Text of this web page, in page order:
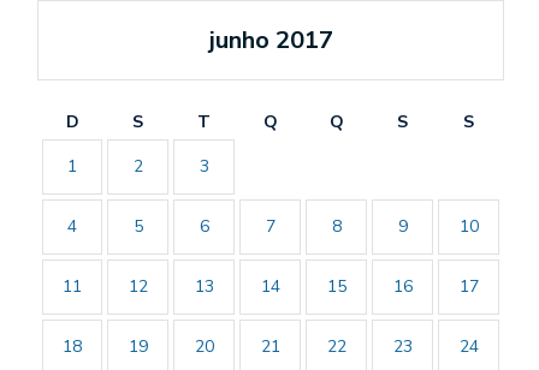
junho 2017
D S T Q Q S
S
1
2 3
4 5 6 7 8 9 10
11 12 13 14 15 16 17
18 19 20 21 22 23 24